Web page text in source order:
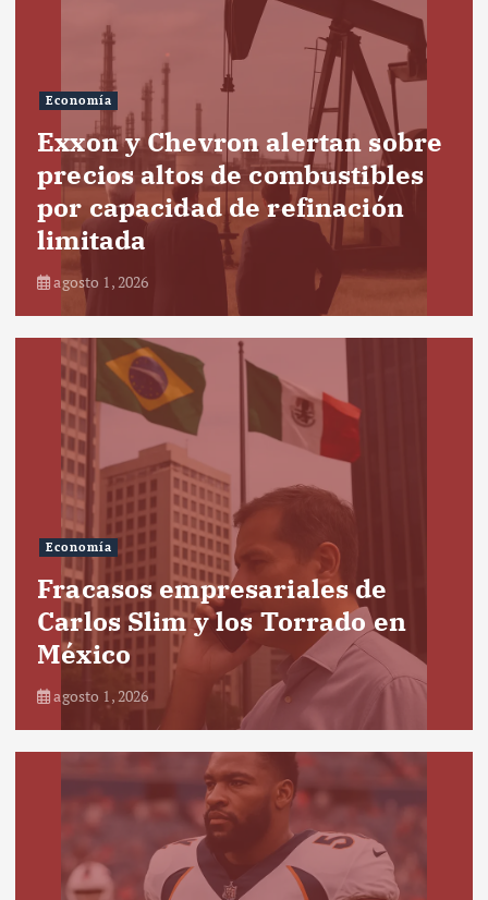
Economía
Exxon y Chevron alertan sobre
precios altos de combustibles
por capacidad de refinación
limitada
agosto 1, 2026
Economía
Fracasos empresariales de
Carlos Slim y los Torrado en
México
agosto 1, 2026